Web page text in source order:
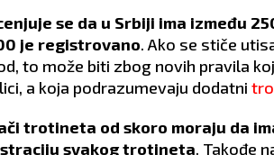
se da u Srbiji ima između
je registrovano. Ako se stiče
to može biti zbog novih pravila
a koja podrazumevaju dodatni
trotineta od skoro moraju da
svakog trotineta. Takođe